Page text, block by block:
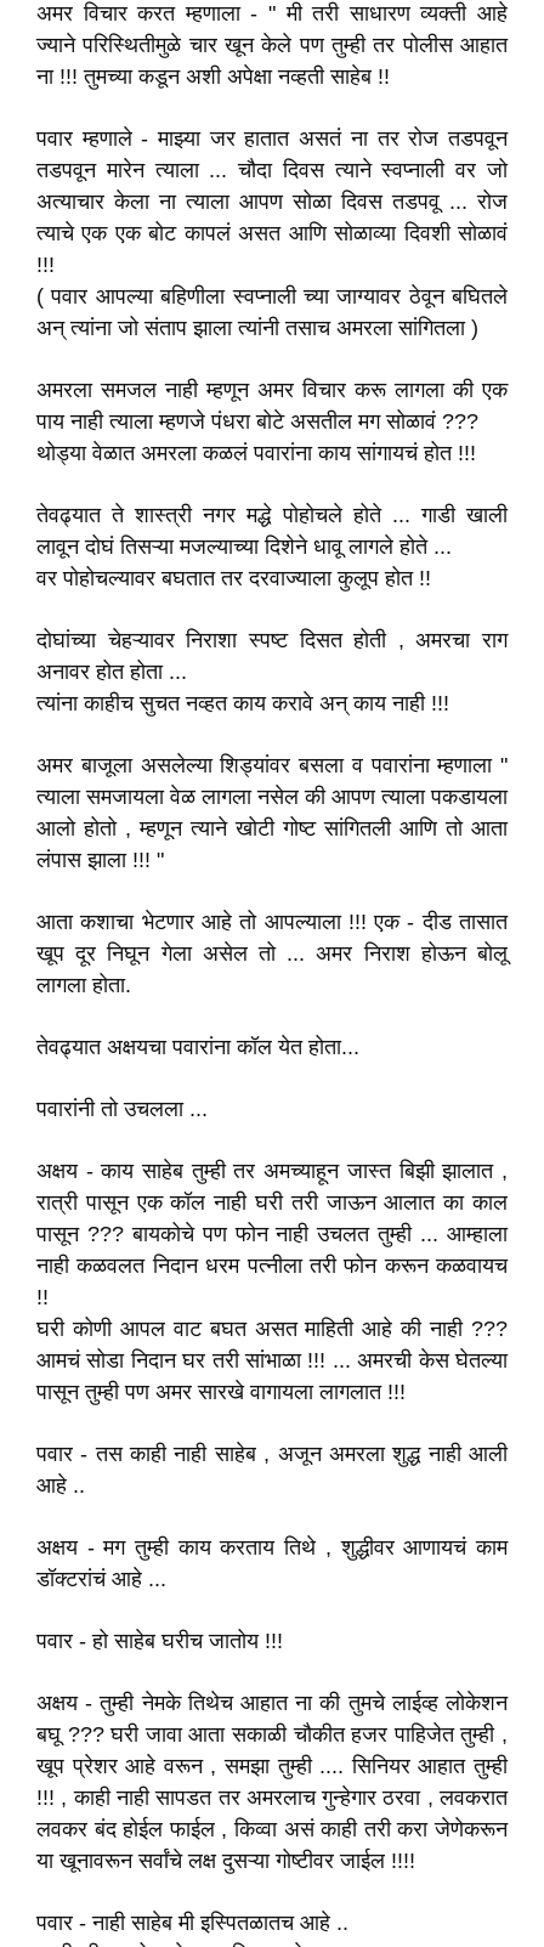
अमर विचार करत म्हणाला - " मी तरी साधारण व्यक्ती आहे
ज्याने परिस्थितीमुळे चार खून केले पण तुम्ही तर पोलीस आहात
ना !!! तुमच्या कडून अशी अपेक्षा नव्हती साहेब !!
पवार म्हणाले - माझ्या जर हातात असतं ना तर रोज तडपवून
तडपवून मारेन त्याला ... चौदा दिवस त्याने स्वप्नाली वर जो
अत्याचार केला ना त्याला आपण सोळा दिवस तडपवू ... रोज
त्याचे एक एक बोट कापलं असत आणि सोळाव्या दिवशी सोळावं
!!!
( पवार आपल्या बहिणीला स्वप्नाली च्या जाग्यावर ठेवून बघितले
अन् त्यांना जो संताप झाला त्यांनी तसाच अमरला सांगितला )
अमरला समजल नाही म्हणून अमर विचार करू लागला की एक
पाय नाही त्याला म्हणजे पंधरा बोटे असतील मग सोळावं ???
थोड्या वेळात अमरला कळलं पवारांना काय सांगायचं होत !!!
तेवढ्यात ते शास्त्री नगर मद्धे पोहोचले होते ... गाडी खाली
लावून दोघं तिसऱ्या मजल्याच्या दिशेने धावू लागले होते ...
वर पोहोचल्यावर बघतात तर दरवाज्याला कुलूप होत !!
दोघांच्या चेहऱ्यावर निराशा स्पष्ट दिसत होती , अमरचा राग
अनावर होत होता ...
त्यांना काहीच सुचत नव्हत काय करावे अन् काय नाही !!!
अमर बाजूला असलेल्या शिड्यांवर बसला व पवारांना म्हणाला "
त्याला समजायला वेळ लागला नसेल की आपण त्याला पकडायला
आलो होतो , म्हणून त्याने खोटी गोष्ट सांगितली आणि तो आता
लंपास झाला !!! "
आता कशाचा भेटणार आहे तो आपल्याला !!! एक - दीड तासात
खूप दूर निघून गेला असेल तो ... अमर निराश होऊन बोलू
लागला होता.
तेवढ्यात अक्षयचा पवारांना कॉल येत होता...
पवारांनी तो उचलला ...
अक्षय - काय साहेब तुम्ही तर अमच्याहून जास्त बिझी झालात ,
रात्री पासून एक कॉल नाही घरी तरी जाऊन आलात का काल
पासून ??? बायकोचे पण फोन नाही उचलत तुम्ही ... आम्हाला
नाही कळवलत निदान धरम पत्नीला तरी फोन करून कळवायच
!!
घरी कोणी आपल वाट बघत असत माहिती आहे की नाही ???
आमचं सोडा निदान घर तरी सांभाळा !!! ... अमरची केस घेतल्या
पासून तुम्ही पण अमर सारखे वागायला लागलात !!!
पवार - तस काही नाही साहेब , अजून अमरला शुद्ध नाही आली
आहे ..
अक्षय - मग तुम्ही काय करताय तिथे , शुद्धीवर आणायचं काम
डॉक्टरांचं आहे ...
पवार - हो साहेब घरीच जातोय !!!
अक्षय - तुम्ही नेमके तिथेच आहात ना की तुमचे लाईव्ह लोकेशन
बघू ??? घरी जावा आता सकाळी चौकीत हजर पाहिजेत तुम्ही ,
खूप प्रेशर आहे वरून , समझा तुम्ही .... सिनियर आहात तुम्ही
!!! , काही नाही सापडत तर अमरलाच गुन्हेगार ठरवा , लवकरात
लवकर बंद होईल फाईल , किव्वा असं काही तरी करा जेणेकरून
या खूनावरून सर्वांचे लक्ष दुसऱ्या गोष्टीवर जाईल !!!!
पवार - नाही साहेब मी इस्पितळातच आहे ..